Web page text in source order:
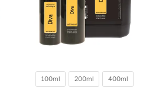
Pojemność
100ml 200ml 400ml